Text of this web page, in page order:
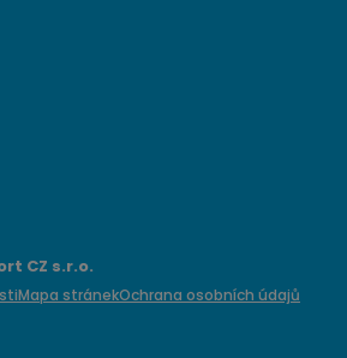
CZ s.r.o.
Mapa stránekOchrana osobních údajů